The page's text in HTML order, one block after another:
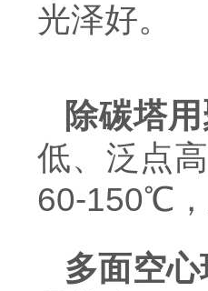
光泽好。
除碳塔
低、泛点
60-150℃
多面空